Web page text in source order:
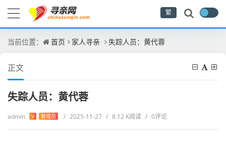
繁
当前位置： 首页 家人寻亲 失踪人员：黄代蓉
正文
失踪人员：黄代蓉
admin V 管理员 / 2025-11-27 / 8.12 K阅读 / 0评论